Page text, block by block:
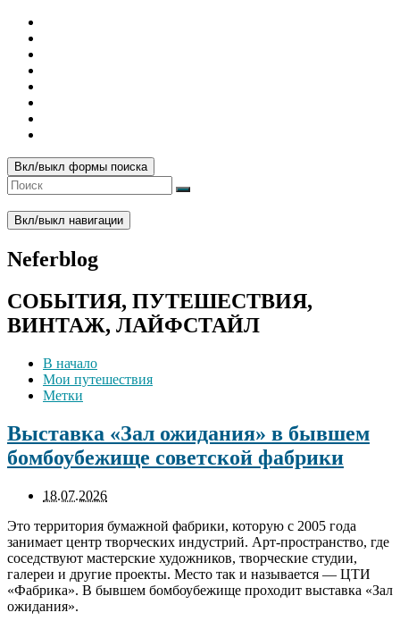
Вкл/выкл формы поиска
Вкл/выкл навигации
Neferblog
СОБЫТИЯ, ПУТЕШЕСТВИЯ,
ВИНТАЖ, ЛАЙФСТАЙЛ
В начало
Мои путешествия
Метки
Выставка «Зал ожидания» в бывшем
бомбоубежище советской фабрики
18.07.2026
Это территория бумажной фабрики, которую с 2005 года
занимает центр творческих индустрий. Арт-пространство, где
соседствуют мастерские художников, творческие студии,
галереи и другие проекты. Место так и называется — ЦТИ
«Фабрика». В бывшем бомбоубежище проходит выставка «Зал
ожидания».